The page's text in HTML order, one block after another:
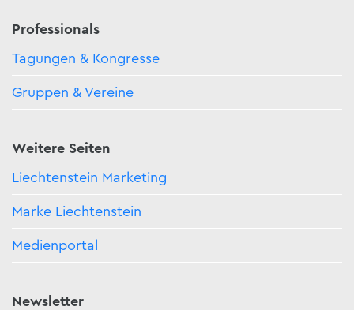
Professionals
Tagungen & Kongresse
Gruppen & Vereine
Weitere Seiten
Liechtenstein Marketing
Marke Liechtenstein
Medienportal
Newsletter